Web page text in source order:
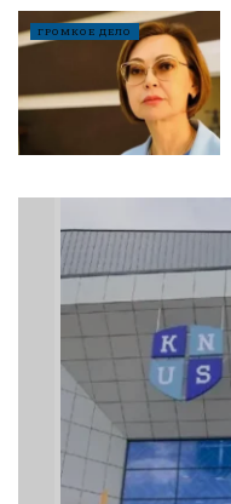
ГРОМКОЕ ДЕЛО